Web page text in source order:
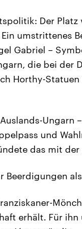
Der Platz
umstrittenes
Gabriel –
die bei der
Horthy-
Ungarn
und
das mit
als
erhält. Für ihn